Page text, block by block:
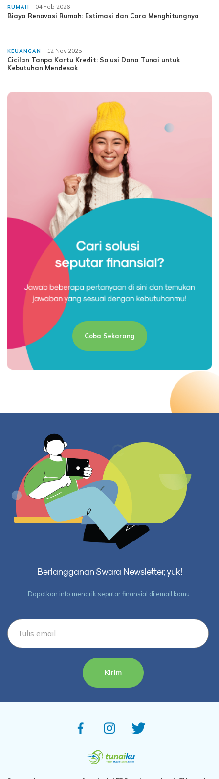
Coba Sekarang
RUMAH 04 Feb 2026
Biaya Renovasi Rumah: Estimasi dan Cara Menghitungnya
KEUANGAN 12 Nov 2025
Cicilan Tanpa Kartu Kredit: Solusi Dana Tunai untuk
Kebutuhan Mendesak
Berlangganan Swara Newsletter, yuk!
Dapatkan info menarik seputar finansial di email kamu.
Kirim